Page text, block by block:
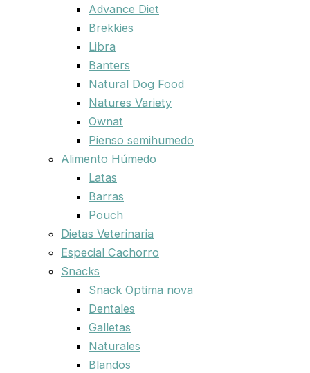
Advance Diet
Brekkies
Libra
Banters
Natural Dog Food
Natures Variety
Ownat
Pienso semihumedo
Alimento Húmedo
Latas
Barras
Pouch
Dietas Veterinaria
Especial Cachorro
Snacks
Snack Optima nova
Dentales
Galletas
Naturales
Blandos